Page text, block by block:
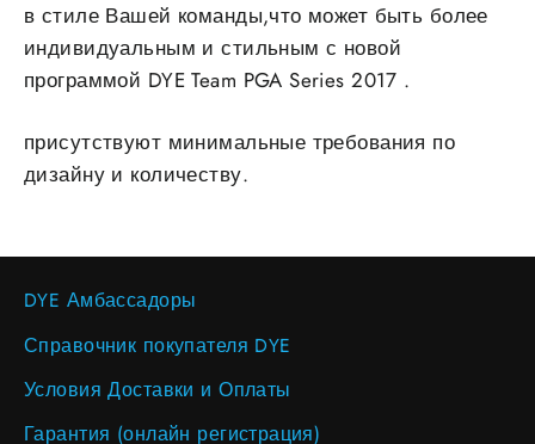
в стиле Вашей команды,что может быть более
индивидуальным и стильным с новой
программой DYE Team PGA Series 2017 .
присутствуют минимальные требования по
дизайну и количеству.
DYE Амбассадоры
Справочник покупателя DYE
Условия Доставки и Оплаты
Гарантия (онлайн регистрация)